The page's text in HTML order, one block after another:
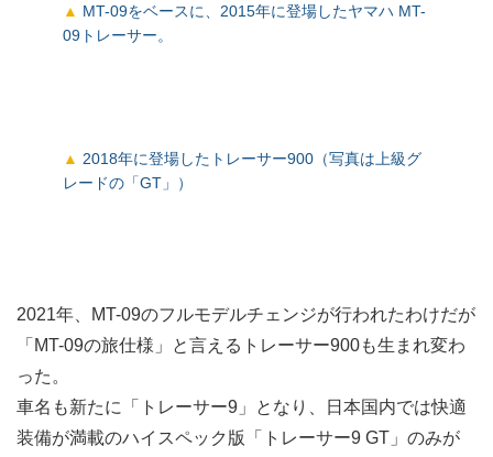
MT-09をベースに、2015年に登場したヤマハ MT-
09トレーサー。
2018年に登場したトレーサー900（写真は上級グ
レードの「GT」）
2021年、MT-09のフルモデルチェンジが行われたわけだが
「MT-09の旅仕様」と言えるトレーサー900も生まれ変わ
った。
車名も新たに「トレーサー9」となり、日本国内では快適
装備が満載のハイスペック版「トレーサー9 GT」のみが